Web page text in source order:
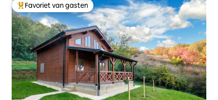
Topfavoriet van gasten
Favoriet van gasten